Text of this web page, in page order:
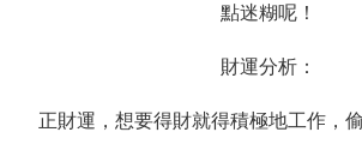
點迷糊呢！
財運分析：
正財運，想要得財就得積極地工作，